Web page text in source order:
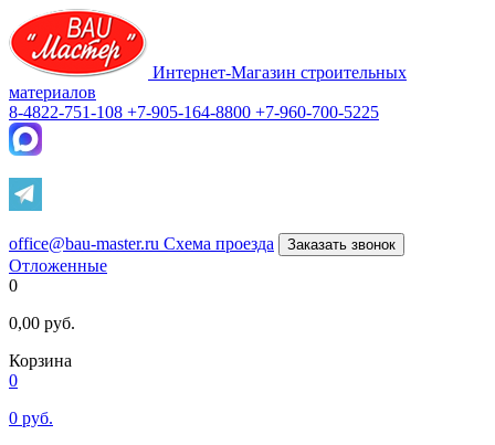
Интернет-Магазин строительных
материалов
8-4822-751-108 +7-905-164-8800 +7-960-700-5225
office@bau-master.ru Схема проезда Заказать звонок
Отложенные
0
0,00 руб.
Корзина
0
0 руб.